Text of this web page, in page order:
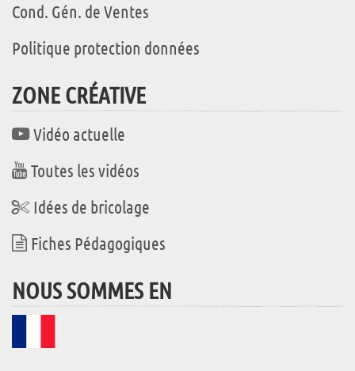
Cond. Gén. de Ventes
Politique protection données
ZONE CRÉATIVE
Vidéo actuelle
Toutes les vidéos
Idées de bricolage
Fiches Pédagogiques
NOUS SOMMES EN